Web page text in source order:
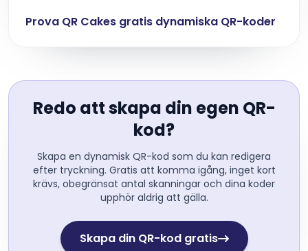
Prova QR Cakes gratis dynamiska QR-koder
Redo att skapa din egen QR-
kod?
Skapa en dynamisk QR-kod som du kan redigera
efter tryckning. Gratis att komma igång, inget kort
krävs, obegränsat antal skanningar och dina koder
upphör aldrig att gälla.
Skapa din QR-kod gratis